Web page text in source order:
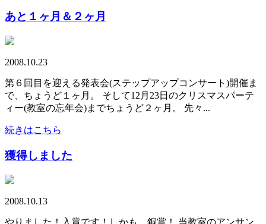
あと１ヶ月＆２ヶ月
2008.10.23
第６回目を迎える発表会(ステップアップコンサート)開催ま
で、ちょうど１ヶ月。 そして12月23日のクリスマスパーテ
ィー(教室の忘年会)までちょうど２ヶ月。 先々...
続きはこちら
獲得しました
2008.10.13
やりました！入賞です！しかも、銅賞！ 当教室のアンサン